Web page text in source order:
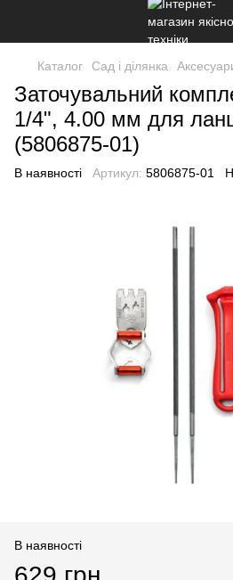
Каталог Сад і ділянка
Заточувальний
1/4", 4.00 мм для
(5806875-01)
В наявності Артикул: 5806875-01
В наявності